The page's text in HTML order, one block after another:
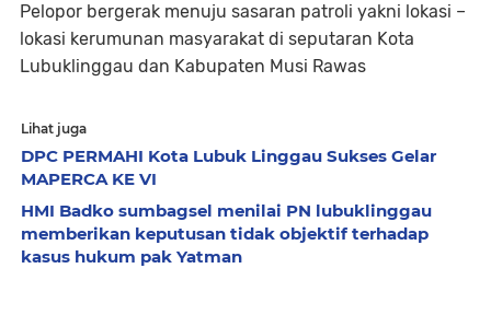
Pelopor bergerak menuju sasaran patroli yakni lokasi –
lokasi kerumunan masyarakat di seputaran Kota
Lubuklinggau dan Kabupaten Musi Rawas
Lihat juga
DPC PERMAHI Kota Lubuk Linggau Sukses Gelar
MAPERCA KE VI
HMI Badko sumbagsel menilai PN lubuklinggau
memberikan keputusan tidak objektif terhadap
kasus hukum pak Yatman